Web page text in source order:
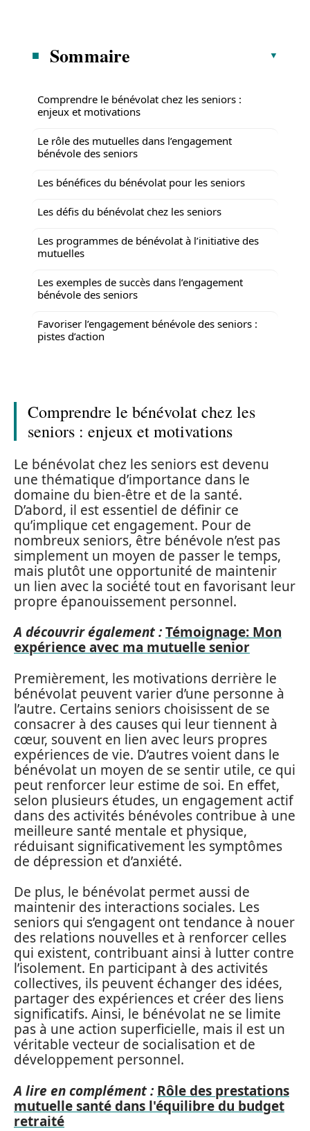
Sommaire
Comprendre le bénévolat chez les seniors :
enjeux et motivations
Le rôle des mutuelles dans l’engagement
bénévole des seniors
Les bénéfices du bénévolat pour les seniors
Les défis du bénévolat chez les seniors
Les programmes de bénévolat à l’initiative des
mutuelles
Les exemples de succès dans l’engagement
bénévole des seniors
Favoriser l’engagement bénévole des seniors :
pistes d’action
Comprendre le bénévolat chez les
seniors : enjeux et motivations
Le bénévolat chez les seniors est devenu
une thématique d’importance dans le
domaine du bien-être et de la santé.
D’abord, il est essentiel de définir ce
qu’implique cet engagement. Pour de
nombreux seniors, être bénévole n’est pas
simplement un moyen de passer le temps,
mais plutôt une opportunité de maintenir
un lien avec la société tout en favorisant leur
propre épanouissement personnel.
A découvrir également :Témoignage: Mon
expérience avec ma mutuelle senior
Premièrement, les motivations derrière le
bénévolat peuvent varier d’une personne à
l’autre. Certains seniors choisissent de se
consacrer à des causes qui leur tiennent à
cœur, souvent en lien avec leurs propres
expériences de vie. D’autres voient dans le
bénévolat un moyen de se sentir utile, ce qui
peut renforcer leur estime de soi. En effet,
selon plusieurs études, un engagement actif
dans des activités bénévoles contribue à une
meilleure santé mentale et physique,
réduisant significativement les symptômes
de dépression et d’anxiété.
De plus, le bénévolat permet aussi de
maintenir des interactions sociales. Les
seniors qui s’engagent ont tendance à nouer
des relations nouvelles et à renforcer celles
qui existent, contribuant ainsi à lutter contre
l’isolement. En participant à des activités
collectives, ils peuvent échanger des idées,
partager des expériences et créer des liens
significatifs. Ainsi, le bénévolat ne se limite
pas à une action superficielle, mais il est un
véritable vecteur de socialisation et de
développement personnel.
A lire en complément : Rôle des prestations
mutuelle santé dans l'équilibre du budget
retraité